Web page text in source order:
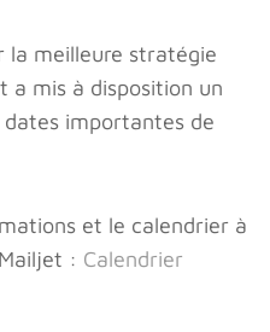
la meilleure stratégie
a mis à disposition un
importantes de
et le calendrier à
: Calendrier